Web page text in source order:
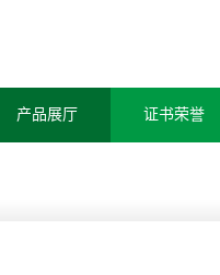
产品展厅 证书荣誉